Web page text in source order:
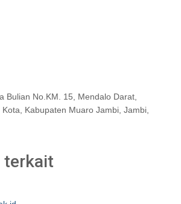
Bulian No.KM. 15, Mendalo Darat,
Kabupaten Muaro Jambi, Jambi,
terkait